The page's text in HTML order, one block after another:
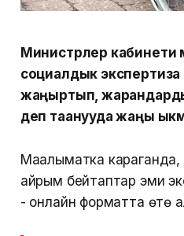
Министрлер
социалдык экспертиза
жаңыртып,
деп таанууда жаңы
Маалыматка караганда,
айрым бейтаптар эми
- онлайн форматта өтө